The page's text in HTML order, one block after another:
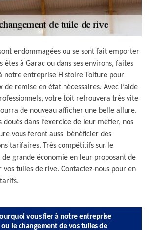
endommagées ou se sont fait emporter
êtes à Garac ou dans ses environs, faites
notre entreprise Histoire Toiture pour
de remise en état nécessaires. Avec l’aide
votre toit retrouvera très vite
de nouveau afficher une belle allure.
doués dans l’exercice de leur métier, nos
vous feront aussi bénéficier des
tarifaires. Très compétitifs sur le
de grande économie en leur proposant de
vos tuiles de rive. Contactez-nous pour en
vous fier à notre entreprise
le changement de vos tuiles de